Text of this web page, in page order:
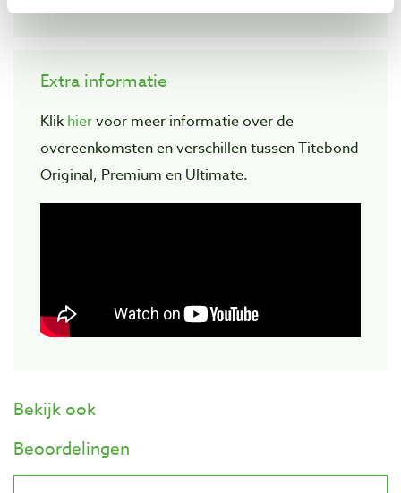
Extra informatie
Klikhiervoor meer informatie over de
overeenkomsten en verschillen tussen Titebond
Original, Premium en Ultimate.
Bekijk ook
Beoordelingen